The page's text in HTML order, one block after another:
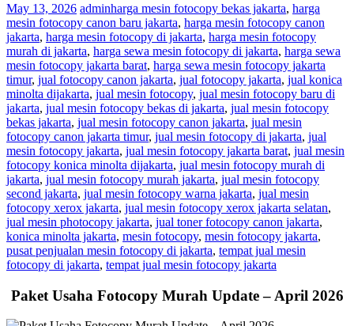
May 13, 2026 adminharga mesin fotocopy bekas jakarta, harga
mesin fotocopy canon baru jakarta, harga mesin fotocopy canon
jakarta, harga mesin fotocopy di jakarta, harga mesin fotocopy
murah di jakarta, harga sewa mesin fotocopy di jakarta, harga sewa
mesin fotocopy jakarta barat, harga sewa mesin fotocopy jakarta
timur, jual fotocopy canon jakarta, jual fotocopy jakarta, jual konica
minolta dijakarta, jual mesin fotocopy, jual mesin fotocopy baru di
jakarta, jual mesin fotocopy bekas di jakarta, jual mesin fotocopy
bekas jakarta, jual mesin fotocopy canon jakarta, jual mesin
fotocopy canon jakarta timur, jual mesin fotocopy di jakarta, jual
mesin fotocopy jakarta, jual mesin fotocopy jakarta barat, jual mesin
fotocopy konica minolta dijakarta, jual mesin fotocopy murah di
jakarta, jual mesin fotocopy murah jakarta, jual mesin fotocopy
second jakarta, jual mesin fotocopy warna jakarta, jual mesin
fotocopy xerox jakarta, jual mesin fotocopy xerox jakarta selatan,
jual mesin photocopy jakarta, jual toner fotocopy canon jakarta,
konica minolta jakarta, mesin fotocopy, mesin fotocopy jakarta,
pusat penjualan mesin fotocopy di jakarta, tempat jual mesin
fotocopy di jakarta, tempat jual mesin fotocopy jakarta
Paket Usaha Fotocopy Murah Update – April 2026